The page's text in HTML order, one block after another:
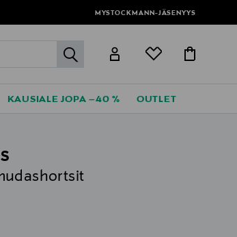
MYSTOCKMANN-JÄSENYYS
label.header.go
KAUSIALE JOPA –40 % OUTLET